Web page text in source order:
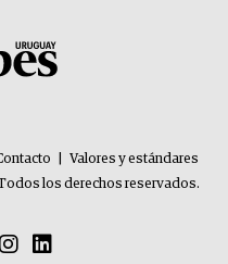
Valores y estándares
los derechos reservados.